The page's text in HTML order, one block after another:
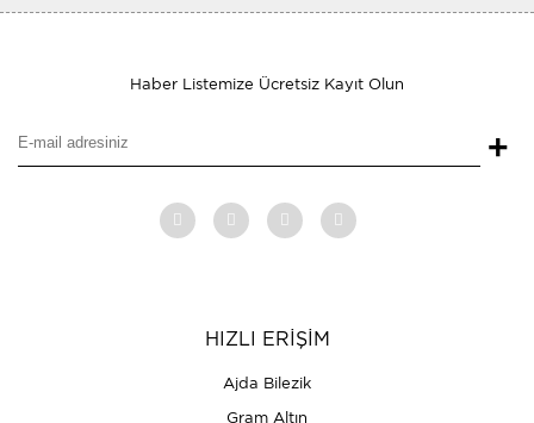
Haber Listemize Ücretsiz Kayıt Olun
+
HIZLI ERİŞİM
Ajda Bilezik
Gram Altın